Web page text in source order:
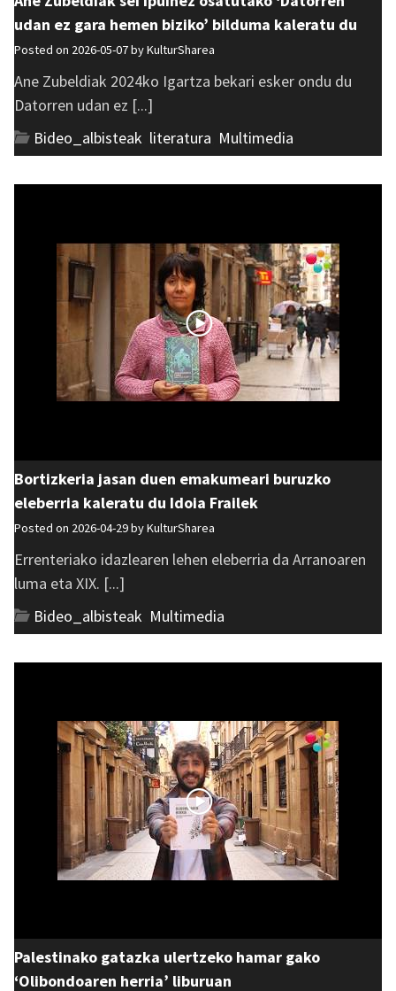
udan ez gara hemen biziko’ bilduma kaleratu du
Posted on 2026-05-07 byKulturSharea
Ane Zubeldiak 2024ko Igartza bekari esker ondu du
Datorren udan ez [...]
Bideo_albisteak literatura Multimedia
Bortizkeria jasan duen emakumeari buruzko
eleberria kaleratu du Idoia Frailek
Posted on 2026-04-29 byKulturSharea
Errenteriako idazlearen lehen eleberria da Arranoaren
luma eta XIX. [...]
Bideo_albisteak Multimedia
Palestinako gatazka ulertzeko hamar gako
‘Olibondoaren herria’ liburuan